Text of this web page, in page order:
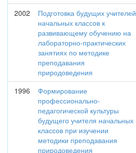
2002
Подготовка будущих учителей
начальных классов к
развивающему обучению на
лабораторно-практических
занятиях по методике
преподавания
природоведения
1996
Формирование
профессионально­
педагогической культуры
будущего учителя начальных
классов при изучении
методики преподавания
природоведения